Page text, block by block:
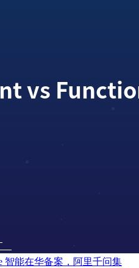
智能在华备案，阿里千问集